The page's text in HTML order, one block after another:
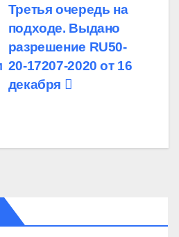
Третья очередь на
подходе. Выдано
разрешение RU50-
20-17207-2020 от 16
декабря